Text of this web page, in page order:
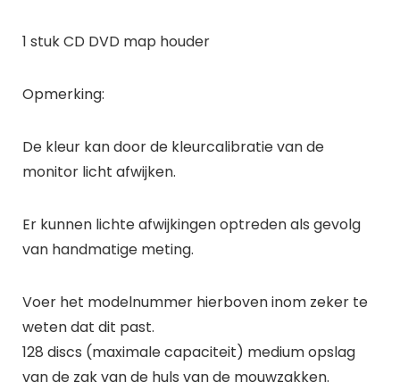
1 stuk CD DVD map houder
Opmerking:
De kleur kan door de kleurcalibratie van de
monitor licht afwijken.
Er kunnen lichte afwijkingen optreden als gevolg
van handmatige meting.
Voer het modelnummer hierboven inom zeker te
weten dat dit past.
128 discs (maximale capaciteit) medium opslag
van de zak van de huls van de mouwzakken.